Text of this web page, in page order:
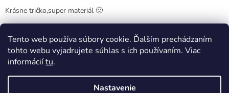
Tento web používa súbory cookie. Ďalším prechádzaním
tohto webu vyjadrujete súhlas s ich používaním. Viac
informáciítu.
Nastavenie
Krásne tričko,super materiál 🙂
Obchodné podmienky Kontakty
Vytvoril Shoptet